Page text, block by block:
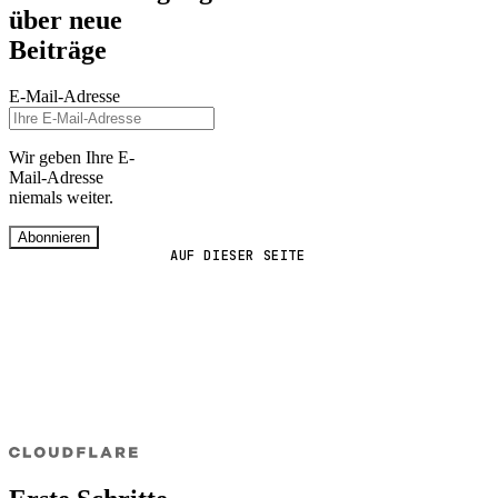
AUF DIESER SEITE
über neue
Beiträge
E-Mail-Adresse
Wir geben Ihre E-
Mail-Adresse
niemals weiter.
Abonnieren